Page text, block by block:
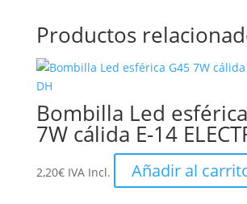
Productos
Bombilla Led
7W cálida E-14
2,20€ IVA Incl. Añadir al